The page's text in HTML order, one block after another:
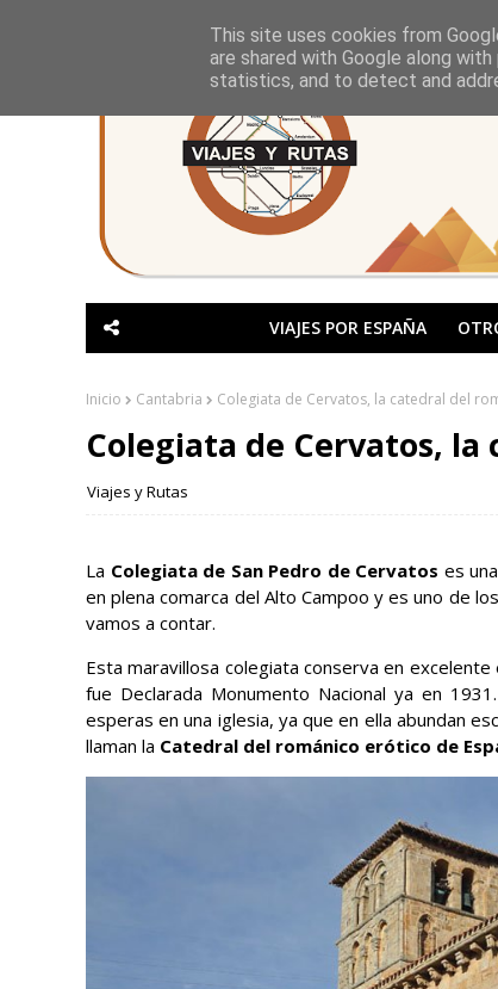
VIAJES POR ESPAÑA
Inicio Cantabria Colegiata de Cervatos, la catedral del
Colegiata de Cervatos,
Viajes y Rutas
La Colegiata de San Pedro de Cervatos es
en plena comarca del Alto Campoo y es uno de
vamos a contar.
Esta maravillosa colegiata conserva en
fue Declarada Monumento Nacional ya en
esperas en una iglesia, ya que en ella abundan
llaman la Catedral del románico erótico de
This site uses cookies from
are shared with Google along
statistics, and to detect and